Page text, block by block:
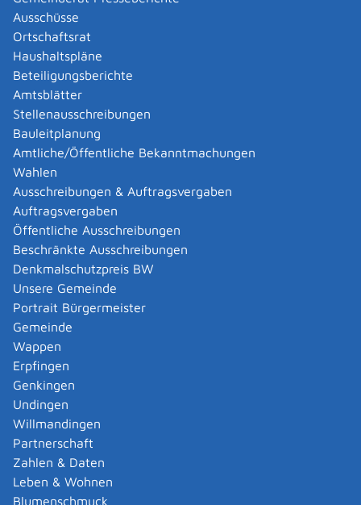
Ausschüsse
Ortschaftsrat
Haushaltspläne
Beteiligungsberichte
Amtsblätter
Stellenausschreibungen
Bauleitplanung
Amtliche/Öffentliche Bekanntmachungen
Wahlen
Ausschreibungen & Auftragsvergaben
Auftragsvergaben
Öffentliche Ausschreibungen
Beschränkte Ausschreibungen
Denkmalschutzpreis BW
Unsere Gemeinde
Portrait Bürgermeister
Gemeinde
Wappen
Erpfingen
Genkingen
Undingen
Willmandingen
Partnerschaft
Zahlen & Daten
Leben & Wohnen
Blumenschmuck
Abgelaufenen Führerschein neu ausstellen lassen
Abgeltungsteuer - Nichtveranlagungs-
Bescheinigung beantragen
Abgeschlossenheitsbescheinigung zur Aufteilung
eines Gebäudes beantragen
Abmeldung / Außerbetriebsetzung für ein Fahrzeug
beantragen
Abschriften, Ablichtungen, Vervielfältigungen und
Negative amtlich beglaubigen lassen
Abwasser entsorgen
Abwasserbeseitigung - dezentrale Beseitigung von
Regenwasser beantragen oder anzeigen
Abweichende Regelungen zum Schichtbetrieb
beantragen
Abweichende Ruhezeit beantragen
Adoption - Akteneinsicht beantragen
Adoption - sich als Adoptiveltern bewerben
Adoption eines ausländischen Kindes -
Beurkundung im Geburtenregister beantragen
Adoption eines ausländischen Kindes -
Umwandlung einer schwachen in eine starke
Adoption beantragen
Adoption eines deutschen Kindes - Beurkundung
von Amts wegen
Adoption eines erwachsenen Menschen beantragen
Adoptionspflege eines minderjährigen Kindes